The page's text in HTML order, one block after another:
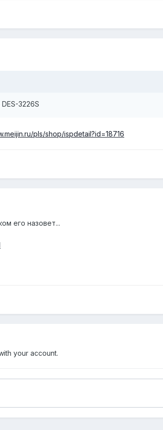
3226S
pls/shop/ispdetail?id=18716
его назовет...
your account.